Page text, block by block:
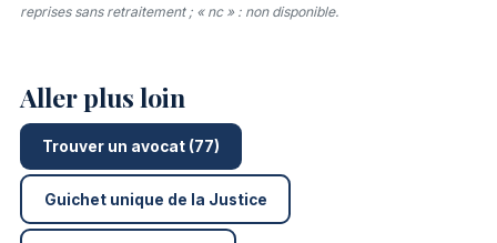
reprises sans retraitement ; « nc » : non disponible.
Aller plus loin
Trouver un avocat (77)
Guichet unique de la Justice